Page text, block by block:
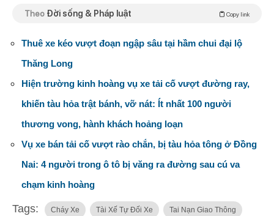
Theo Đời sống & Pháp luật Copy link
Thuê xe kéo vượt đoạn ngập sâu tại hầm chui đại lộ
Thăng Long
Hiện trường kinh hoàng vụ xe tải cố vượt đường ray,
khiến tàu hỏa trật bánh, vỡ nát: Ít nhất 100 người
thương vong, hành khách hoảng loạn
Vụ xe bán tải cố vượt rào chắn, bị tàu hỏa tông ở Đồng
Nai: 4 người trong ô tô bị văng ra đường sau cú va
chạm kinh hoàng
Tags: Cháy Xe Tài Xế Tự Đối Xe Tai Nạn Giao Thông